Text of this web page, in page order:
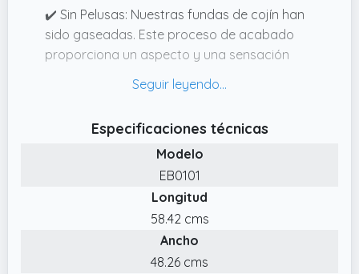
✔️ Sin Pelusas: Nuestras fundas de cojín han
sido gaseadas. Este proceso de acabado
proporciona un aspecto y una sensación
algodón de alta calidad (jersey). La tela de
algodón peinado es absolutamente elegante
✔️ Tinte Reactivo Especial: este proceso de
teñido permite una unión especialmente
firme entre el color y la fibra, lo que crea una
coloración muy duradera.
Especificaciones técnicas
Modelo
EB0101
Longitud
58.42 cms
Ancho
48.26 cms